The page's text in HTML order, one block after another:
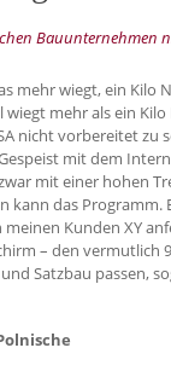
Bauunternehmen
mehr wiegt, ein Kilo
mehr als ein
nicht vorbereitet zu
mit dem
mit einer hohen
das Programm.
Kunden XY
– den vermutlich
Satzbau passen,